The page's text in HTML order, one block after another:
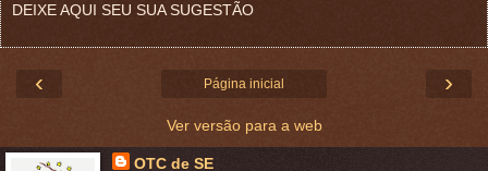
DEIXE AQUI SEU SUA SUGESTÃO
‹ ›
Página inicial
Ver versão para a web
OTC de SE